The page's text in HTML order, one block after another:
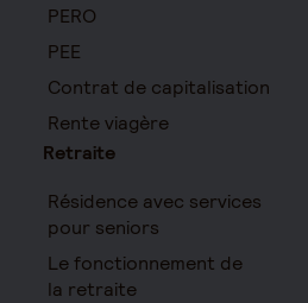
PERO
PEE
Contrat de capitalisation
Rente viagère
Retraite
Résidence avec services
pour seniors
Le fonctionnement de
la retraite